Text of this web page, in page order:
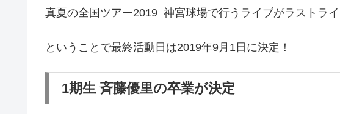
真夏の全国ツアー2019 神宮球場で行うライブがラストライ
ということで最終活動日は2019年9月1日に決定！
1期生 斉藤優里の卒業が決定